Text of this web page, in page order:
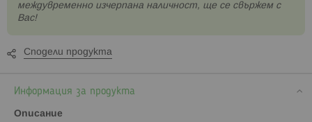
междувременно изчерпана наличност, ще се свържем с
Вас!
Сподели продукта
Информация за продукта
Описание